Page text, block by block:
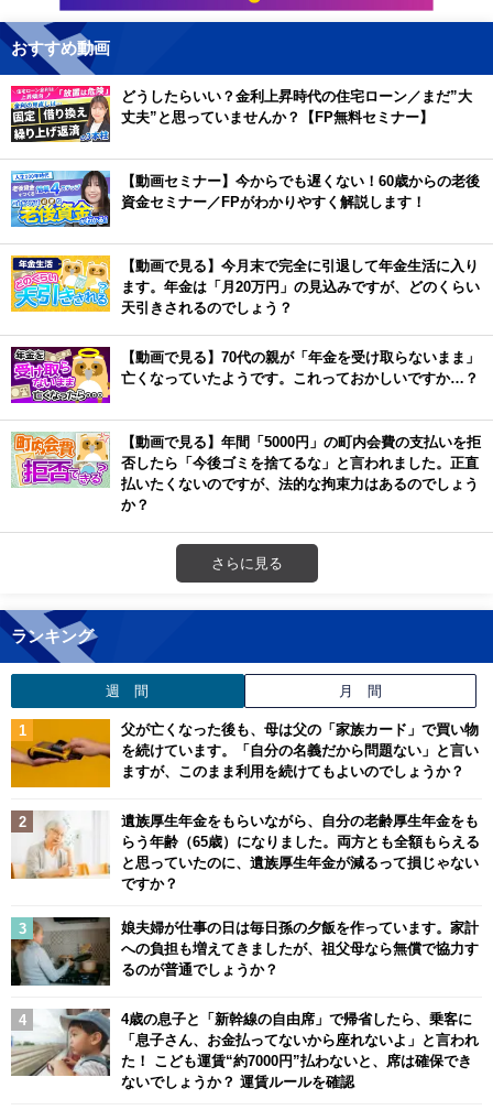
おすすめ動画
どうしたらいい？金利上昇時代の住宅ローン／まだ”大
丈夫”と思っていませんか？【FP無料セミナー】
【動画セミナー】今からでも遅くない！60歳からの老後
資金セミナー／FPがわかりやすく解説します！
【動画で見る】今月末で完全に引退して年金生活に入り
ます。年金は「月20万円」の見込みですが、どのくらい
天引きされるのでしょう？
【動画で見る】70代の親が「年金を受け取らないまま」
亡くなっていたようです。これっておかしいですか…？
【動画で見る】年間「5000円」の町内会費の支払いを拒
否したら「今後ゴミを捨てるな」と言われました。正直
払いたくないのですが、法的な拘束力はあるのでしょう
か？
さらに見る
ランキング
週 間 月 間
父が亡くなった後も、母は父の「家族カード」で買い物
を続けています。「自分の名義だから問題ない」と言い
ますが、このまま利用を続けてもよいのでしょうか？
遺族厚生年金をもらいながら、自分の老齢厚生年金をも
らう年齢（65歳）になりました。両方とも全額もらえる
と思っていたのに、遺族厚生年金が減るって損じゃない
ですか？
娘夫婦が仕事の日は毎日孫の夕飯を作っています。家計
への負担も増えてきましたが、祖父母なら無償で協力す
るのが普通でしょうか？
4歳の息子と「新幹線の自由席」で帰省したら、乗客に
「息子さん、お金払ってないから座れないよ」と言われ
た！ こども運賃“約7000円”払わないと、席は確保でき
ないでしょうか？ 運賃ルールを確認